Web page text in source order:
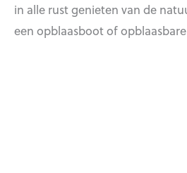
in alle rust genieten van de
een opblaasboot of